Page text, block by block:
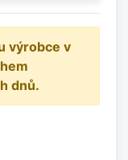
výrobce v
dnů.